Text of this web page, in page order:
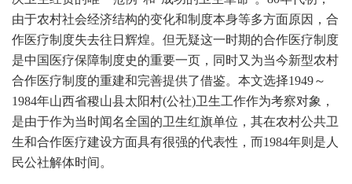
由于农村社会经济结构的变化和制度本身等多方面原因，合
作医疗制度失去往日辉煌。但无疑这一时期的合作医疗制度
是中国医疗保障制度史的重要一页，同时又为当今新型农村
合作医疗制度的重建和完善提供了借鉴。本文选择1949～
1984年山西省稷山县太阳村(公社)卫生工作作为考察对象，
是由于作为当时闻名全国的卫生红旗单位，其在农村公共卫
生和合作医疗建设方面具有很强的代表性，而1984年则是人
民公社解体时间。